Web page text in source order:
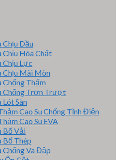
Chịu Dầu
Chịu Hóa Chất
Chịu Lực
Chịu Mài Mòn
Chống Thấm
Chống Trơn Trượt
Lót Sàn
Cao Su Chống Tĩnh Điện
Cao Su EVA
Bố Vải
Bố Thép
Chống Va Đập